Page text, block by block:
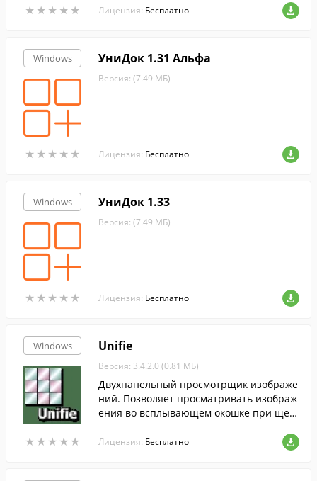
★ ★ ★ ★ ★
★ ★ ★ ★ ★
ом и том же коде.
Лицензия: Бесплатно
Windows
★ ★ ★ ★ ★
★ ★ ★ ★ ★
УниДок 1.31 Альфа
Версия: (7.49 МБ)
Лицензия: Бесплатно
Windows
★ ★ ★ ★ ★
★ ★ ★ ★ ★
УниДок 1.33
Версия: (7.49 МБ)
Лицензия: Бесплатно
Windows
★ ★ ★ ★ ★
★ ★ ★ ★ ★
Unifie
Версия: 3.4.2.0 (0.81 МБ)
Двухпанельный просмотрщик изображе
ний. Позволяет просматривать изображ
ения во всплывающем окошке при щел
Лицензия: Бесплатно